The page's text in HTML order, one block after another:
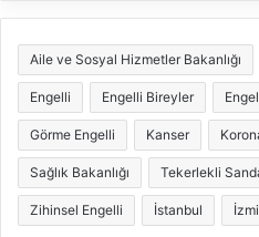
Aile ve Sosyal Hizmetler Bakanlığı
Engelli Engelli Bireyler
Görme Engelli Kanser
Sağlık Bakanlığı Tekerlekli
Zihinsel Engelli İstanbul